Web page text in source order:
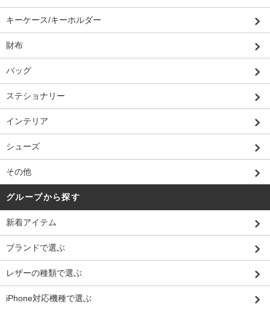
キーケース/キーホルダー
財布
バッグ
ステショナリー
インテリア
シューズ
その他
グループから探す
新着アイテム
ブランドで選ぶ
レザーの種類で選ぶ
iPhone対応機種で選ぶ